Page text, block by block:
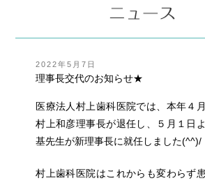
投
稿
日:
2022年5月7日
理事長交代のお知らせ★
医療法人村上歯科医院では、本年４
村上和彦理事長が退任し、５月１日
基先生が新理事長に就任しました(^^)/
村上歯科医院はこれからも変わらず